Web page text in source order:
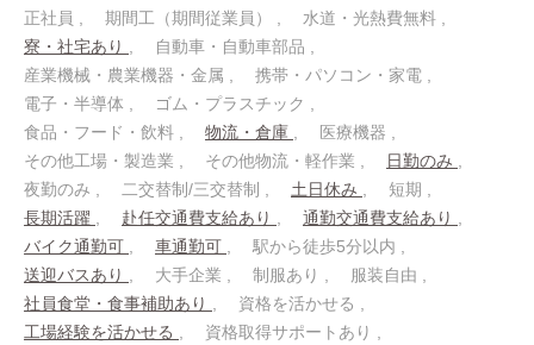
正社員
期間工（期間従業員）
水道・光熱費無料
寮・社宅あり
自動車・自動車部品
産業機械・農業機器・金属
携帯・パソコン・家電
電子・半導体
ゴム・プラスチック
食品・フード・飲料
物流・倉庫
医療機器
その他工場・製造業
その他物流・軽作業
日勤のみ
夜勤のみ
二交替制/三交替制 土日休み
短期
長期活躍
赴任交通費支給あり
通勤交通費支給あり
バイク通勤可
車通勤可
駅から徒歩5分以内
送迎バスあり
大手企業 制服あり
服装自由
社員食堂・食事補助あり
資格を活かせる
工場経験を活かせる
資格取得サポートあり